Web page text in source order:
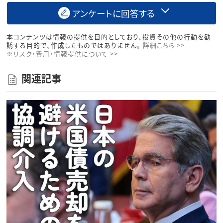
アンケートに回答する
本コンテンツは情報の提供を目的としており、投資その他の行動を勧
誘する目的で、作成したものではありません。 詳細こちら >>
※リスク・費用・情報提供について >>
関連記事